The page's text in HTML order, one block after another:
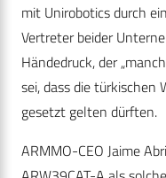
mit Unirobotics durch
Vertreter beider
Händedruck, der
sei, dass die
gesetzt gelten dürften.
ARMMO-CEO Jaime